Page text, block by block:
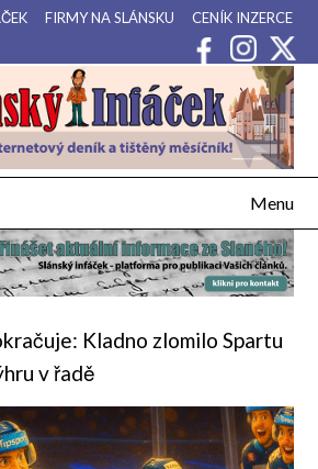
FIRMY NA SLÁNSKU
CENÍK INZERCE
Infáček
tištěný měsíčník pro Slánsko, Kladensko
a Lounsko.
Menu
Kladno zlomilo Spartu
v řadě